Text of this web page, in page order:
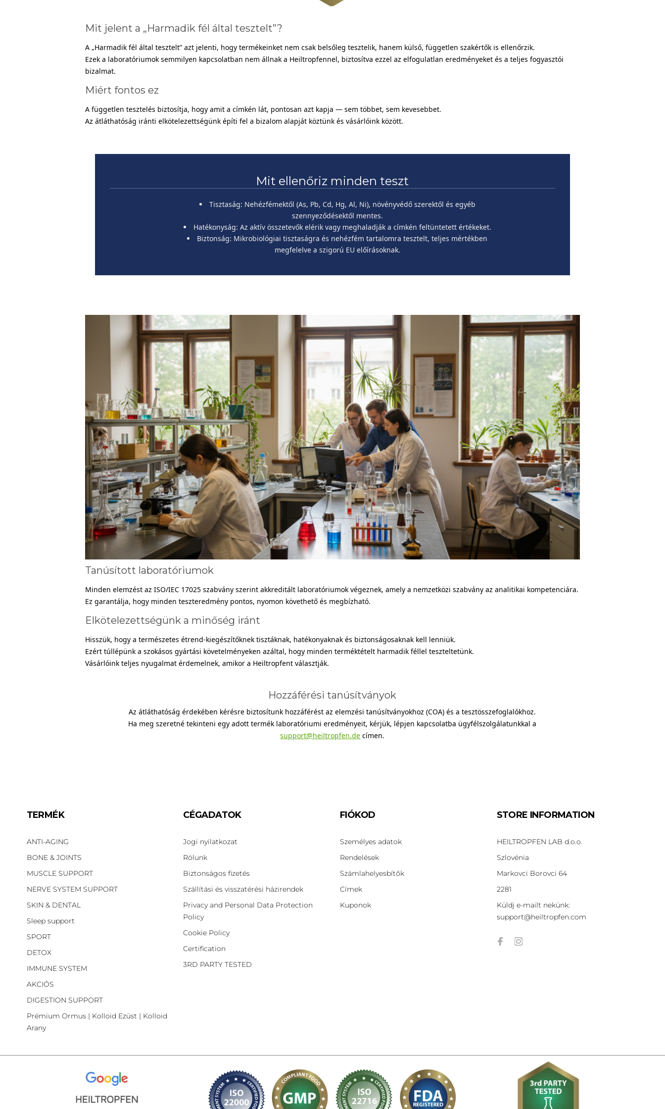
Mit jelent a „Harmadik fél által tesztelt”?
A „Harmadik fél által tesztelt” azt jelenti, hogy termékeinket nem csak belsőleg tesztelik, hanem külső, független szakértők is ellenőrzik.
Ezek a laboratóriumok semmilyen kapcsolatban nem állnak a Heiltropfennel, biztosítva ezzel az elfogulatlan eredményeket és a teljes fogyasztói
bizalmat.
Miért fontos ez
A független tesztelés biztosítja, hogy amit a címkén lát, pontosan azt kapja — sem többet, sem kevesebbet.
Az átláthatóság iránti elkötelezettségünk építi fel a bizalom alapját köztünk és vásárlóink között.
Mit ellenőriz minden teszt
Tisztaság: Nehézfémektől (As, Pb, Cd, Hg, Al, Ni), növényvédő szerektől és egyéb
szennyeződésektől mentes.
Hatékonyság: Az aktív összetevők elérik vagy meghaladják a címkén feltüntetett értékeket.
Biztonság: Mikrobiológiai tisztaságra és nehézfém tartalomra tesztelt, teljes mértékben
megfelelve a szigorú EU előírásoknak.
Tanúsított laboratóriumok
Minden elemzést az ISO/IEC 17025 szabvány szerint akkreditált laboratóriumok végeznek, amely a nemzetközi szabvány az analitikai kompetenciára.
Ez garantálja, hogy minden teszteredmény pontos, nyomon követhető és megbízható.
Elkötelezettségünk a minőség iránt
Hisszük, hogy a természetes étrend-kiegészítőknek tisztáknak, hatékonyaknak és biztonságosaknak kell lenniük.
Ezért túllépünk a szokásos gyártási követelményeken azáltal, hogy minden terméktételt harmadik féllel teszteltetünk.
Vásárlóink teljes nyugalmat érdemelnek, amikor a Heiltropfent választják.
Hozzáférési tanúsítványok
Az átláthatóság érdekében kérésre biztosítunk hozzáférést az elemzési tanúsítványokhoz (COA) és a tesztösszefoglalókhoz.
Ha meg szeretné tekinteni egy adott termék laboratóriumi eredményeit, kérjük, lépjen kapcsolatba ügyfélszolgálatunkkal a
support@heiltropfen.de címen.
TERMÉK
ANTI-AGING
BONE & JOINTS
MUSCLE SUPPORT
NERVE SYSTEM SUPPORT
SKIN & DENTAL
Sleep support
SPORT
DETOX
IMMUNE SYSTEM
AKCIÓS
DIGESTION SUPPORT
Prémium Ormus | Kolloid Ezüst | Kolloid
Arany
CÉGADATOK
Jogi nyilatkozat
Rólunk
Biztonságos fizetés
Szállítási és visszatérési házirendek
Privacy and Personal Data Protection
Policy
Cookie Policy
Certification
3RD PARTY TESTED
FIÓKOD
Személyes adatok
Rendelések
Számlahelyesbítők
Címek
Kuponok
STORE INFORMATION
HEILTROPFEN LAB d.o.o.
Szlovénia
Markovci Borovci 64
2281
Küldj e-mailt nekünk:
support@heiltropfen.com